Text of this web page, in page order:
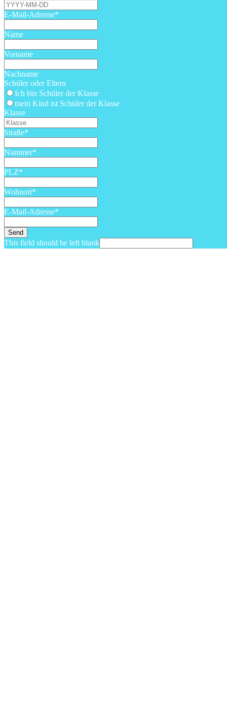
E-Mail-Adresse*
Name
Vorname
Nachname
Schüler oder Eltern
Ich bin Schüler der Klasse
mein Kind ist Schüler der Klasse
Klasse
Straße*
Nummer*
PLZ*
Wohnort*
E-Mail-Adresse*
Send
This field should be left blank